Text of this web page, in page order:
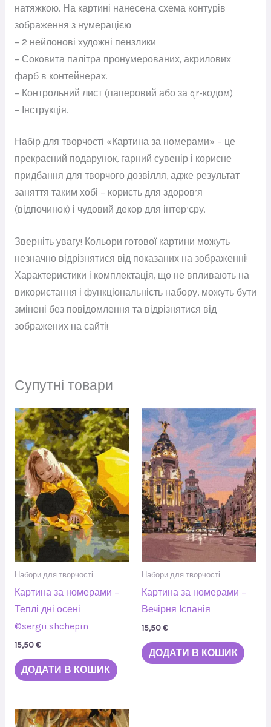
натяжкою. На картині нанесена схема контурів
зображення з нумерацією
– 2 нейлонові художні пензлики
– Соковита палітра пронумерованих, акрилових
фарб в контейнерах.
– Контрольний лист (паперовий або за qr-кодом)
– Інструкція.
Набір для творчості «Картина за номерами» – це
прекрасний подарунок, гарний сувенір і корисне
придбання для творчого дозвілля, адже результат
заняття таким хобі – користь для здоров’я
(відпочинок) і чудовий декор для інтер’єру.
Зверніть увагу! Кольори готової картини можуть
незначно відрізнятися від показаних на зображенні!
Характеристики і комплектація, що не впливають на
використання і функціональність набору, можуть бути
змінені без повідомлення та відрізнятися від
зображених на сайті!
Супутні товари
Набори для творчості
Картина за номерами –
Теплі дні осені
©sergii.shchepin
15,50€
ДОДАТИ В КОШИК
Набори для творчості
Картина за номерами –
Вечірня Іспанія
15,50€
ДОДАТИ В КОШИК